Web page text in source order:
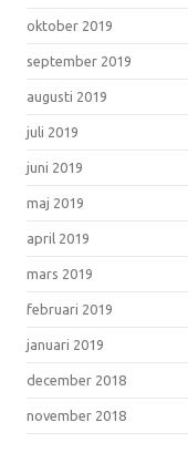
oktober 2019
september 2019
augusti 2019
juli 2019
juni 2019
maj 2019
april 2019
mars 2019
februari 2019
januari 2019
december 2018
november 2018